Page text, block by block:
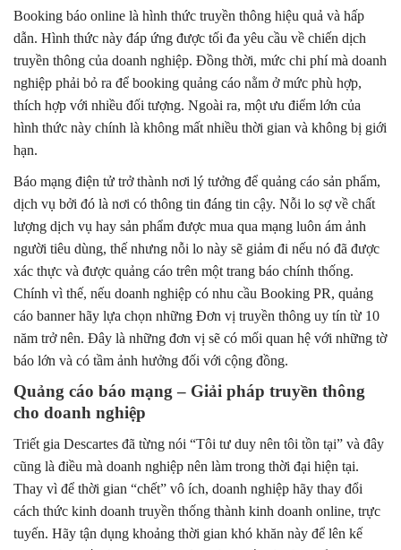
Booking báo online là hình thức truyền thông hiệu quả và hấp
dẫn. Hình thức này đáp ứng được tối đa yêu cầu về chiến dịch
truyền thông của doanh nghiệp. Đồng thời, mức chi phí mà doanh
nghiệp phải bỏ ra để booking quảng cáo nằm ở mức phù hợp,
thích hợp với nhiều đối tượng. Ngoài ra, một ưu điểm lớn của
hình thức này chính là không mất nhiều thời gian và không bị giới
hạn.
Báo mạng điện tử trở thành nơi lý tưởng để quảng cáo sản phẩm,
dịch vụ bởi đó là nơi có thông tin đáng tin cậy. Nỗi lo sợ về chất
lượng dịch vụ hay sản phẩm được mua qua mạng luôn ám ảnh
người tiêu dùng, thế nhưng nỗi lo này sẽ giảm đi nếu nó đã được
xác thực và được quảng cáo trên một trang báo chính thống.
Chính vì thế, nếu doanh nghiệp có nhu cầu Booking PR, quảng
cáo banner hãy lựa chọn những Đơn vị truyền thông uy tín từ 10
năm trở nên. Đây là những đơn vị sẽ có mối quan hệ với những tờ
báo lớn và có tầm ảnh hưởng đối với cộng đồng.
Quảng cáo báo mạng – Giải pháp truyền thông
cho doanh nghiệp
Triết gia Descartes đã từng nói “Tôi tư duy nên tôi tồn tại” và đây
cũng là điều mà doanh nghiệp nên làm trong thời đại hiện tại.
Thay vì để thời gian “chết” vô ích, doanh nghiệp hãy thay đổi
cách thức kinh doanh truyền thống thành kinh doanh online, trực
tuyến. Hãy tận dụng khoảng thời gian khó khăn này để lên kế